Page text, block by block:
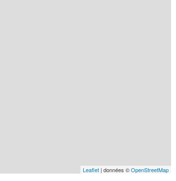
Leaflet | données ©OpenStreetMap